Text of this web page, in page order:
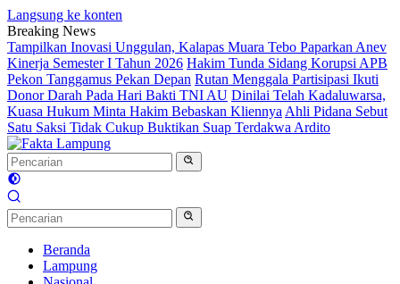
Langsung ke konten
Breaking News
Tampilkan Inovasi Unggulan, Kalapas Muara Tebo Paparkan Anev
Kinerja Semester I Tahun 2026 Hakim Tunda Sidang Korupsi APB
Pekon Tanggamus Pekan Depan Rutan Menggala Partisipasi Ikuti
Donor Darah Pada Hari Bakti TNI AU Dinilai Telah Kadaluwarsa,
Kuasa Hukum Minta Hakim Bebaskan Kliennya Ahli Pidana Sebut
Satu Saksi Tidak Cukup Buktikan Suap Terdakwa Ardito
Beranda
Lampung